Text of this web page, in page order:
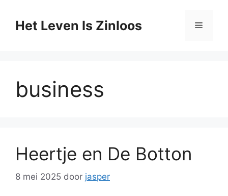
naarHet Leven Is Zinloos Menu
business
Heertje en De Botton
8 mei 2025 door jasper